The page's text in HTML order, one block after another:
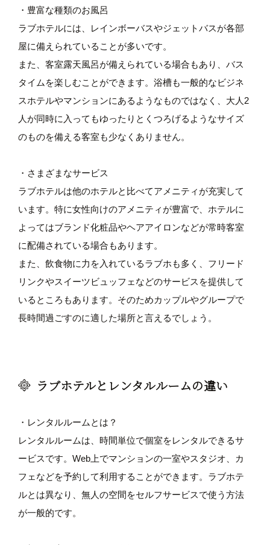
・豊富な種類のお風呂
ラブホテルには、レインボーバスやジェットバスが各部
屋に備えられていることが多いです。
また、客室露天風呂が備えられている場合もあり、バス
タイムを楽しむことができます。浴槽も一般的なビジネ
スホテルやマンションにあるようなものではなく、大人2
人が同時に入ってもゆったりとくつろげるようなサイズ
のものを備える客室も少なくありません。
・さまざまなサービス
ラブホテルは他のホテルと比べてアメニティが充実して
います。特に女性向けのアメニティが豊富で、ホテルに
よってはブランド化粧品やヘアアイロンなどが常時客室
に配備されている場合もあります。
また、飲食物に力を入れているラブホも多く、フリード
リンクやスイーツビュッフェなどのサービスを提供して
いるところもあります。そのためカップルやグループで
長時間過ごすのに適した場所と言えるでしょう。
ラブホテルとレンタルルームの違い
・レンタルルームとは？
レンタルルームは、時間単位で個室をレンタルできるサ
ービスです。Web上でマンションの一室やスタジオ、カ
フェなどを予約して利用することができます。ラブホテ
ルとは異なり、無人の空間をセルフサービスで使う方法
が一般的です。